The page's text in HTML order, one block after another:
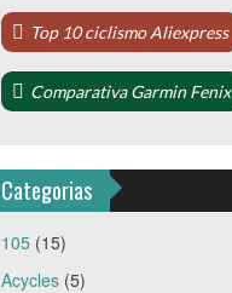
Top 10 ciclismo Aliexpress
Comparativa Garmin Fenix
Categorias
105(15)
Acycles(5)